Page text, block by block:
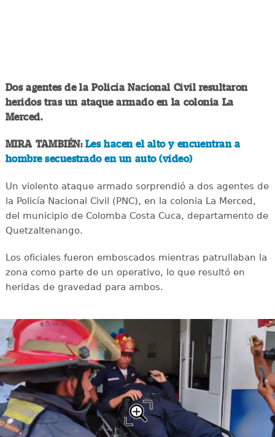
Dos agentes de la Policía Nacional Civil resultaron
heridos tras un ataque armado en la colonia La
Merced.
MIRA TAMBIÉN:Les hacen el alto y encuentran a
hombre secuestrado en un auto (video)
Un violento ataque armado sorprendió a dos agentes de
la Policía Nacional Civil (PNC), en la colonia La Merced,
del municipio de Colomba Costa Cuca, departamento de
Quetzaltenango.
Los oficiales fueron emboscados mientras patrullaban la
zona como parte de un operativo, lo que resultó en
heridas de gravedad para ambos.